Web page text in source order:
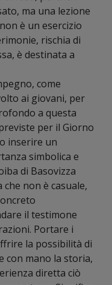
ma una lezione
è un esercizio
rischia di
è destinata a
come
ai giovani, per
a questa
per il Giorno
inserire un
simbolica e
di Basovizza
non è casuale,
il testimone
Portare i
la possibilità di
con mano la storia,
diretta ciò